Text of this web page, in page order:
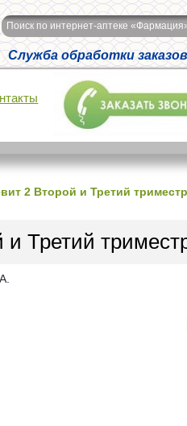
Поиск по интернет-аптеке
Служба обработки
2 Второй и Третий
и Третий